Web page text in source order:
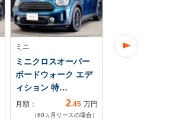
ミニ
ミニクロスオーバー
ボードウォーク エデ
ィション 特…
月額： 2.45 万円
（60ヵ月リースの場合）
ミニ